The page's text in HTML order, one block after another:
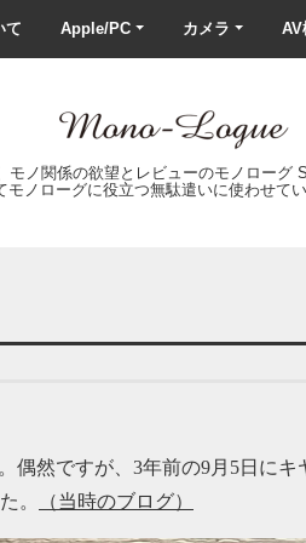
て Apple/PC カメラ
モノ関係の欲望とレビューのモノロ
モノローグに役立つ無駄遣いに使わせてい
偶然ですが、3年前の9月5日にキ
。
（当時のブログ）